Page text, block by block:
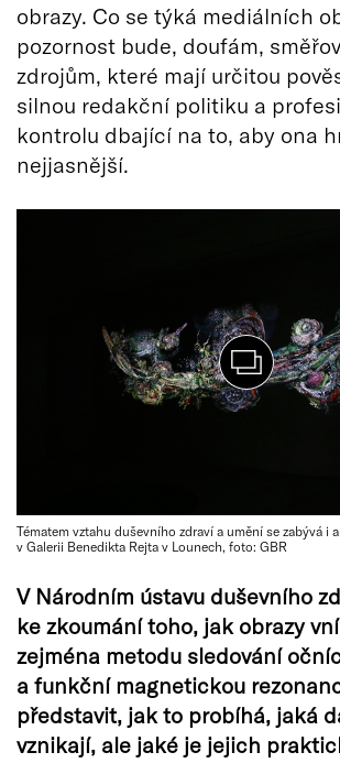
obrazy. Co se týká mediálních
pozornost bude, doufám,
zdrojům, které mají určitou
silnou redakční politiku a
kontrolu dbající na to, aby ona
nejjasnější.
Tématem vztahu duševního zdraví a umění se zabývá i
v Galerii Benedikta Rejta v Lounech, foto: GBR
V Národním ústavu duševního
ke zkoumání toho, jak obrazy
zejména metodu sledování
a funkční magnetickou
představit, jak to probíhá, jaká
vznikají, ale jaké je jejich